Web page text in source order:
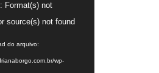
Format(s) not
source(s) not found
do arquivo:
wp-